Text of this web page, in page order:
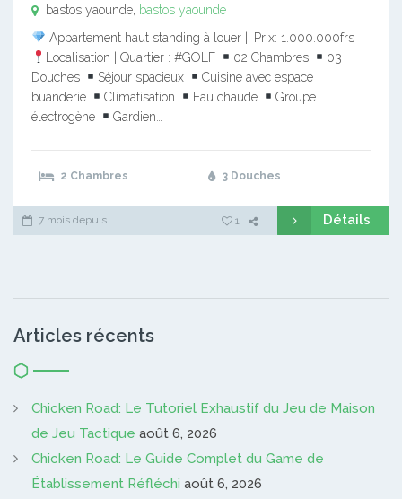
bastos yaounde, bastos yaounde
Appartement haut standing à louer || Prix: 1.000.000frs
Localisation | Quartier : #GOLF
02 Chambres
03
Douches
Séjour spacieux
Cuisine avec espace
buanderie
Climatisation Eau chaude
Groupe
électrogène
Gardien…
2 Chambres 3 Douches
7 mois depuis 1 Détails
Articles récents
Chicken Road: Le Tutoriel Exhaustif du Jeu de Maison
de Jeu Tactique août 6, 2026
Chicken Road: Le Guide Complet du Game de
Établissement Réfléchi août 6, 2026